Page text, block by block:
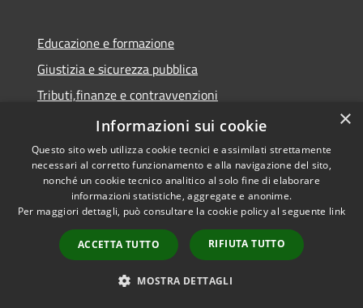
Educazione e formazione
Giustizia e sicurezza pubblica
Tributi,finanze e contravvenzioni
Salute, benessere e assistenza
Autorizzazioni
Agricoltura e pesca
×
Informazioni sui cookie
Questo sito web utilizza cookie tecnici e assimilati strettamente
necessari al corretto funzionamento e alla navigazione del sito,
nonché un cookie tecnico analitico al solo fine di elaborare
informazioni statistiche, aggregate e anonime.
Per maggiori dettagli, può consultare la cookie policy al seguente link
ACCETTA TUTTO RIFIUTA TUTTO
MOSTRA DETTAGLI